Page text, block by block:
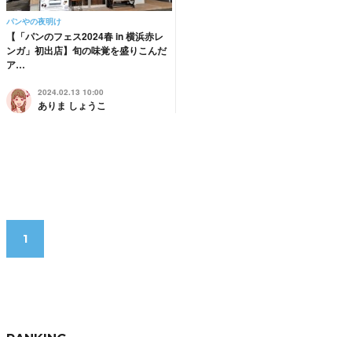
パンやの夜明け
【「パンのフェス2024春 in 横浜赤レ
ンガ」初出店】旬の味覚を盛りこんだ
ア…
2024.02.13 10:00
ありま しょうこ
1